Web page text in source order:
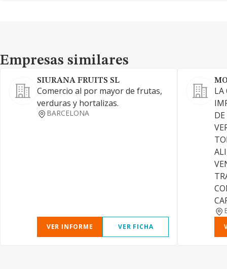
Empresas similares
Empresas similares
SIURANA FRUITS SL
Comercio al por mayor de frutas,
verduras y hortalizas.
BARCELONA
VER INFORME VER FICHA
LA